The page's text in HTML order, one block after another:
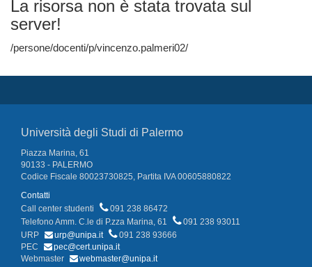
La risorsa non è stata trovata sul
server!
/persone/docenti/p/vincenzo.palmeri02/
Università degli Studi di Palermo
Piazza Marina, 61
90133 - PALERMO
Codice Fiscale 80023730825, Partita IVA 00605880822
Contatti
Call center studenti
091 238 86472
Telefono Amm. C.le di P.zza Marina, 61
091 238 93011
URP
urp@unipa.it
091 238 93666
PEC
pec@cert.unipa.it
Webmaster
webmaster@unipa.it